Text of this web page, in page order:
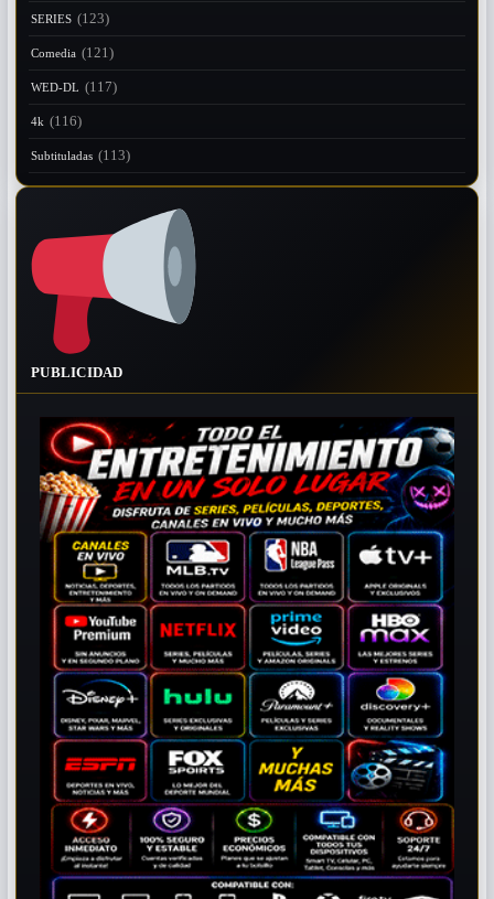
SERIES (123)
Comedia (121)
WED-DL (117)
4k (116)
Subtituladas (113)
PUBLICIDAD